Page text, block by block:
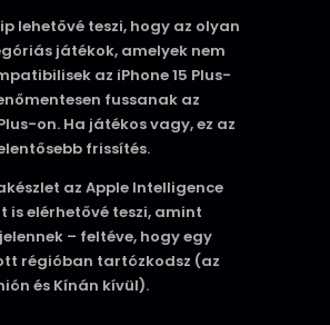
lehetővé teszi, hogy az olyan
játékok, amelyek nem
az iPhone 15 Plus-
fussanak az
on. Ha játékos vagy, ez az
frissítés.
az Apple Intelligence
is elérhetővé teszi, amint
– feltéve, hogy egy
régióban tartózkodsz (az
és Kínán kívül).